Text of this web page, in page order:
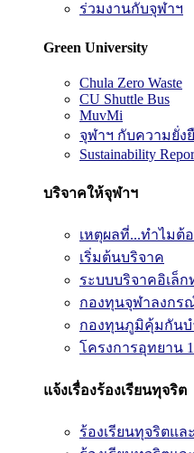
ร่วมงานกับจุฬาฯ
Green University
Chula Zero Waste
CU Shuttle Bus
MuvMi
จุฬาฯ กับความยั่ง
Sustainability
บริจาคให้จุฬาฯ
เหตุผลที่...ทำไมต้
เริ่มต้นบริจาค
ระบบบริจาคอิเล็
กองทุนจุฬาลงกร
กองทุนภูมิคุ้มกันบ
โครงการอุทยาน
แจ้งเรื่องร้องเรียนทุจริต
ร้องเรียนทุจริตแ